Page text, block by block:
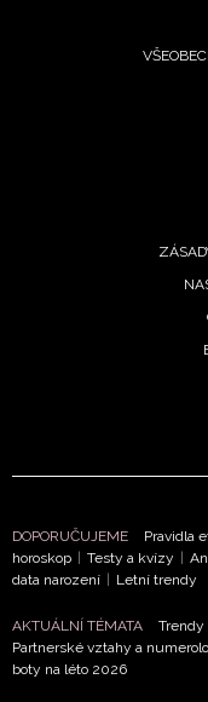
podmínkami
potvrzujete, že jste
DOPORUČUJEME Pravidla
horoskop
Testy a kvízy
data narození
Letní trendy
AKTUÁLNÍ TÉMATA
Partnerské vztahy a
boty na léto 2026